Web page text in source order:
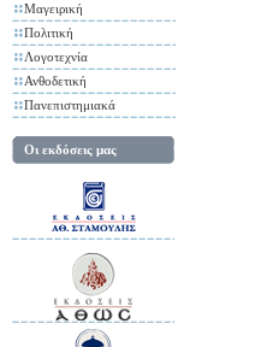
Μαγειρική
Πολιτική
Λογοτεχνία
Ανθοδετική
Πανεπιστημιακά
Οι εκδόσεις μας